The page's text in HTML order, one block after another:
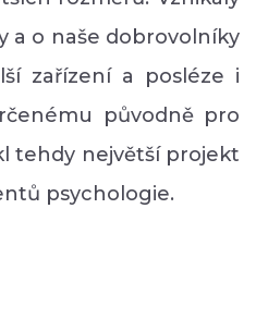
a o naše dobrovolníky
zařízení a posléze i
původně pro
tehdy největší projekt
psychologie.